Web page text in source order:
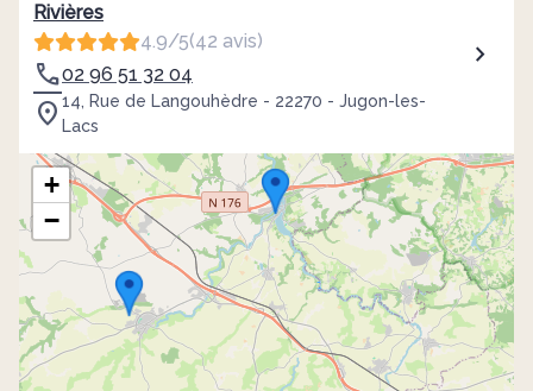
Rivières
4.9/5(42 avis)
02 96 51 32 04
14, Rue de Langouhèdre - 22270 - Jugon-les-
Lacs
+
−